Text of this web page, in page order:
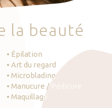
la beauté
• Épilation
• Art du regard
• Microblading
• Manucure / Pédicure
• Maquillage